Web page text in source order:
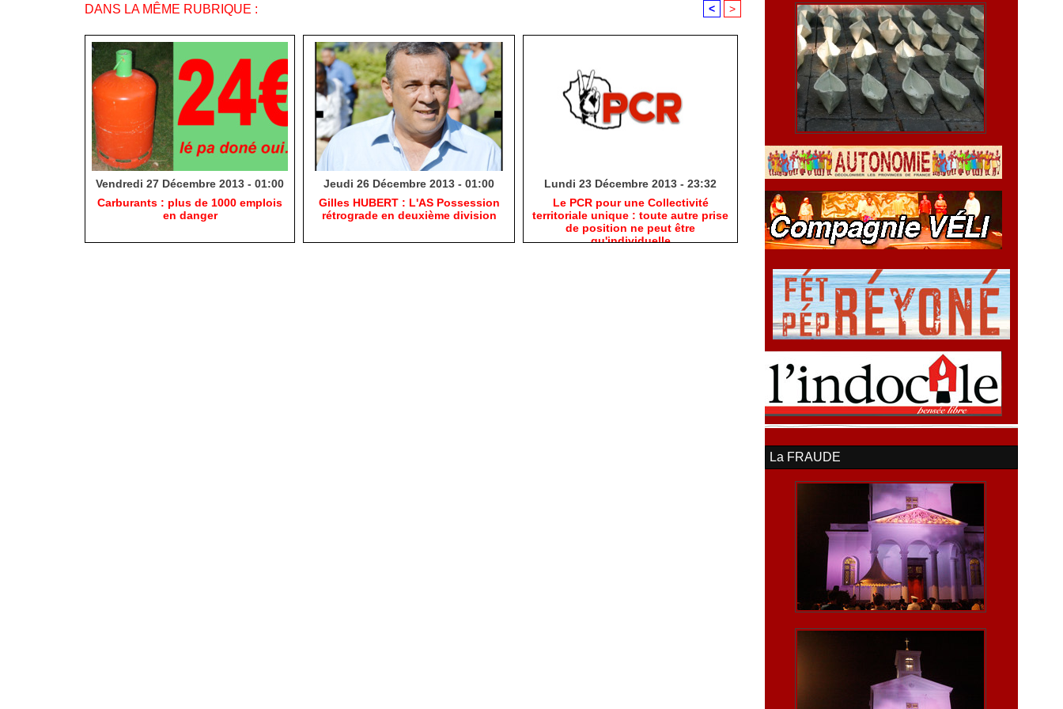
DANS LA MÊME RUBRIQUE : < >
Vendredi 27 Décembre 2013 - 01:00
Carburants : plus de 1000 emplois
en danger
Jeudi 26 Décembre 2013 - 01:00
Gilles HUBERT : L'AS Possession
rétrograde en deuxième division
Lundi 23 Décembre 2013 - 23:32
Le PCR pour une Collectivité
territoriale unique : toute autre prise
de position ne peut être
qu'individuelle
La FRAUDE